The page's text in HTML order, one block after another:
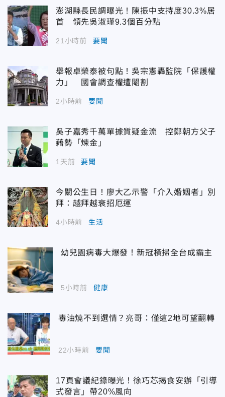
澎湖縣長民調曝光！陳振中支持度30.3%居
首 領先吳淑瑾9.3個百分點
21小時前 要聞
舉報卓榮泰被句點！吳宗憲轟監院「保護權
力」 國會調查權遭閹割
2小時前 要聞
吳子嘉秀千萬單據質疑金流 控鄭朝方父子
藉勢「煉金」
1天前 要聞
今關公生日！廖大乙示警「介入婚姻者」別
拜：越拜越衰招厄運
4小時前 生活
幼兒園病毒大爆發！新冠橫掃全台成霸主
5小時前 健康
毒油燒不到選情？亮哥：僅這2地可望翻轉
22小時前 要聞
17頁會議紀錄曝光！徐巧芯揭食安辦「引導
式發言」帶20%風向